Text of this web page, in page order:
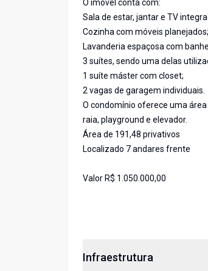
O imóvel conta com:
Sala de estar, jantar e TV
Cozinha com móveis planejados;
Lavanderia espaçosa com
3 suítes, sendo uma delas
1 suíte máster com closet;
2 vagas de garagem individuais.
O condomínio oferece uma
raia, playground e elevador.
Área de 191,48 privativos
Localizado 7 andares frente
Valor R$ 1.050.000,00
Infraestrutura